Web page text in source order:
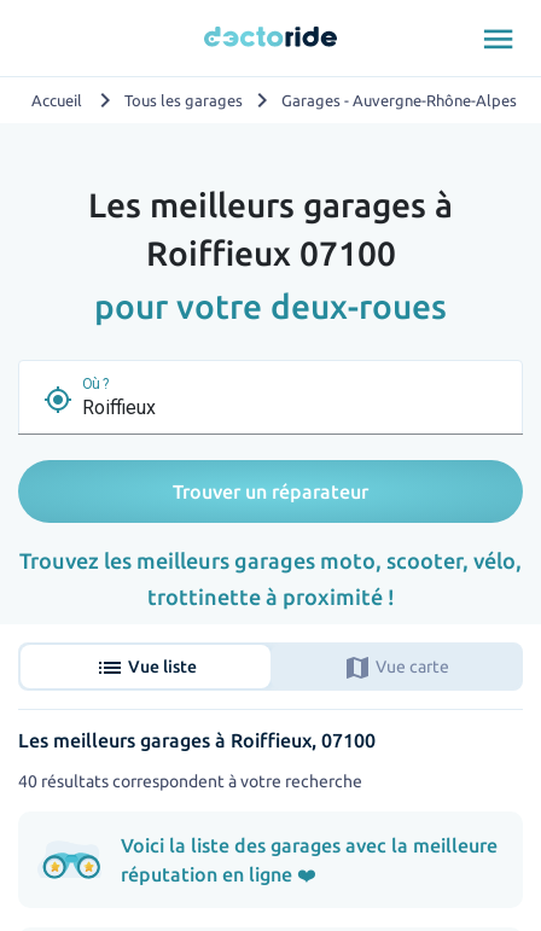
menu
Accueil chevron_right Tous les garages chevron_right Garages - Auvergne-Rhône-Alpes
Les meilleurs garages à
Roiffieux 07100
pour votre deux-roues
my_location
Où ?
Trouver un réparateur
Trouvez les meilleurs garages moto, scooter, vélo,
trottinette à proximité !
list Vue liste map Vue carte
Les meilleurs garages à Roiffieux, 07100
40 résultats correspondent à votre recherche
Voici la liste des garages avec la meilleure
réputation en ligne ❤️